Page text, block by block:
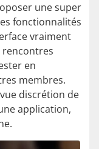
une super
fonctionnalités
vraiment
rencontres
en
membres.
discrétion de
application,